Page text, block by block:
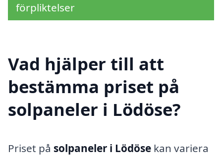
förpliktelser
Vad hjälper till att
bestämma priset på
solpaneler i Lödöse?
Priset på solpaneler i Lödöse kan variera